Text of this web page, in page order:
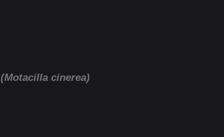
(Motacilla cinerea)